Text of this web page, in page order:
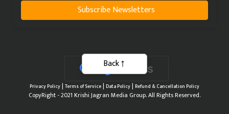
Subscribe Newsletters
Privacy Policy| Terms of Service| Data Policy| Refund & Cancellation Policy
CopyRight - 2021 Krishi Jagran Media Group. All Rights Reserved.
Back